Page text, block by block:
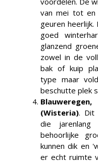
van mei tot en
geuren heerlijk.
goed
glanzend
zowel in de
bak of kuip
type maar
beschutte plek
(Wisteria). Dit
die jarenlang
behoorlijke
kunnen dik en
er echt ruimte